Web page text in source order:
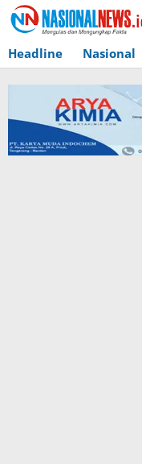
Lewati
ke
konten
Headline Nasional